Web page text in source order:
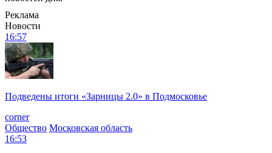
Реклама
Новости
16:57
Подведены итоги «Зарницы 2.0» в Подмосковье
corner
Общество Московская область
16:53